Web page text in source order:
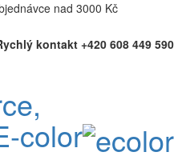
nad 3000 Kč
kontakt +420 608 449 590
color